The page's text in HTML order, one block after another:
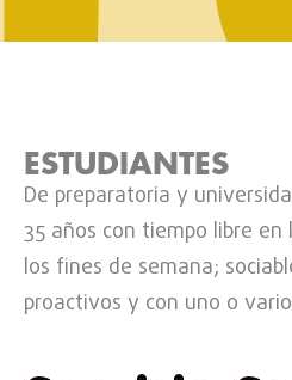
ESTUDIANTES
De preparatoria y
35 años con tiempo libre
los fines de semana;
proactivos y con uno o